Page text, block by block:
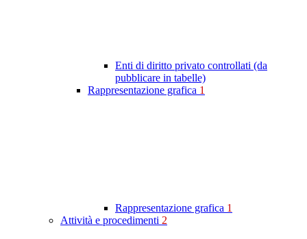
Enti di diritto privato controllati (da
pubblicare in tabelle)
Rappresentazione grafica 1
Rappresentazione grafica 1
Attività e procedimenti 2